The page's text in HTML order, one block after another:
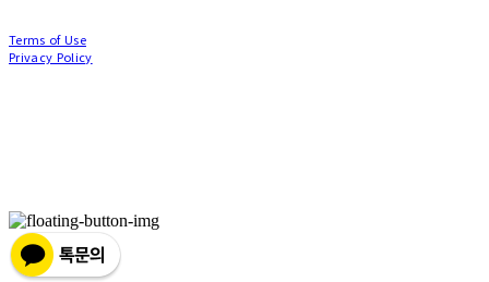
Terms of Use
Privacy Policy